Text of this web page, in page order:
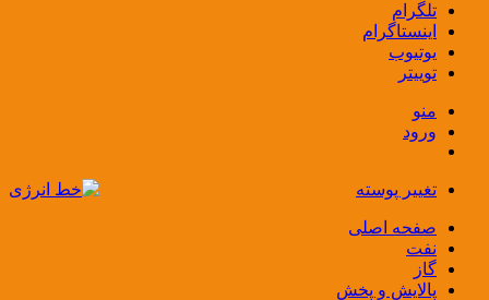
تلگرام
اینستاگرام
یوتیوب
توییتر
منو
ورود
تغییر پوسته
صفحه اصلی
نفت
گاز
پالایش و پخش